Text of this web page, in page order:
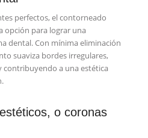
perfectos, el contorneado
opción para lograr una
dental. Con mínima eliminación
suaviza bordes irregulares,
contribuyendo a una estética
o coronas